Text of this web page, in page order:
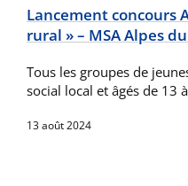
Lancement concours
rural » – MSA Alpes
Tous les groupes de
social local et âgés de 13
13 août 2024